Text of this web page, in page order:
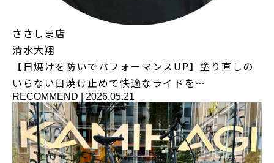
ささしま店
清水大翔
【日焼けを防いでパフォーマンスUP】塗り直しの
いらない日焼け止めで快適なライドを…
RECOMMEND 2026.05.21